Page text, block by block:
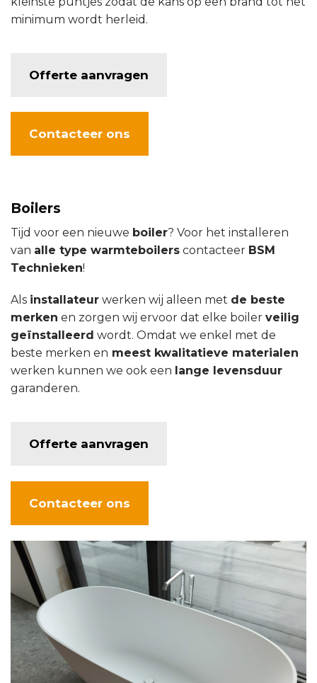
minimum wordt herleid.
Offerte aanvragen
Contacteer ons
Boilers
Tijd voor een nieuwe boiler? Voor het installeren
van alle type warmteboilers contacteer BSM
Technieken!
Als installateur werken wij alleen met de beste
merken en zorgen wij ervoor dat elke boiler veilig
geïnstalleerd wordt. Omdat we enkel met de
beste merken en meest kwalitatieve materialen
werken kunnen we ook een lange levensduur
garanderen.
Offerte aanvragen
Contacteer ons